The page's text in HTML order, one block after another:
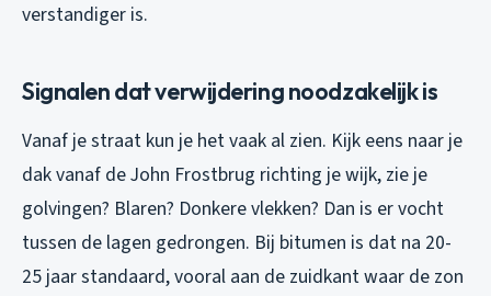
verstandiger is.
Signalen dat verwijdering noodzakelijk is
Vanaf je straat kun je het vaak al zien. Kijk eens naar je
dak vanaf de John Frostbrug richting je wijk, zie je
golvingen? Blaren? Donkere vlekken? Dan is er vocht
tussen de lagen gedrongen. Bij bitumen is dat na 20-
25 jaar standaard, vooral aan de zuidkant waar de zon